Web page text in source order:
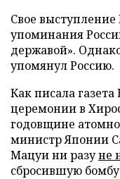
Свое
упоминания
державой».
упомянул Россию.
Как писала
церемонии в
годовщине
министр Японии
Мацуи ни разуне
сбросившую бомбу